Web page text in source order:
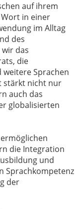
auf ihrem
in einer
im Alltag
des
das
die
Sprachen
stärkt nicht nur
auch das
globalisierten
die Integration
und
Sprachkompetenz
der